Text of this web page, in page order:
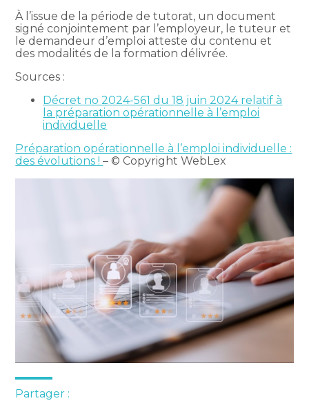
À l’issue de la période de tutorat, un document
signé conjointement par l’employeur, le tuteur et
le demandeur d’emploi atteste du contenu et
des modalités de la formation délivrée.
Sources :
Décret no 2024-561 du 18 juin 2024 relatif à
la préparation opérationnelle à l’emploi
individuelle
Préparation opérationnelle à l’emploi individuelle :
des évolutions !– © Copyright WebLex
Partager :